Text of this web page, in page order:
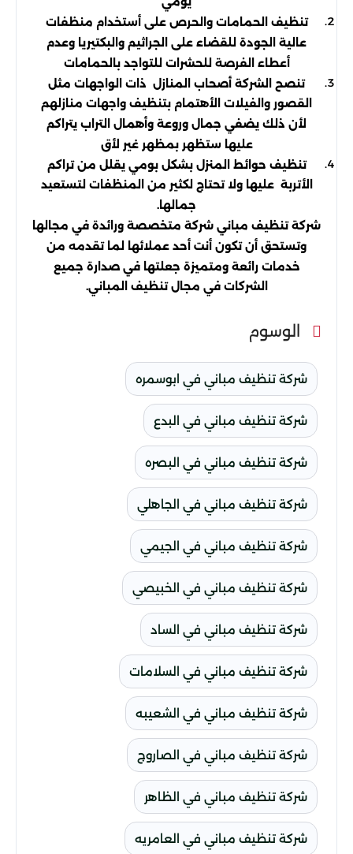
تنظيف الحمامات والحرص على أستخدام منظفات
عالية الجودة للقضاء على الجراثيم والبكتيريا وعدم
أعطاء الفرصة للحشرات للتواجد بالحمامات
تنصح الشركة أصحاب المنازل ذات الواجهات مثل
القصور والفيلات الأهتمام بتنظيف واجهات منازلهم
لأن ذلك يضفي جمال وروعة وأهمال التراب يتراكم
عليها ستظهر بمظهر غير لأق
تنظيف حوائط المنزل بشكل بومي يقلل من تراكم
الأتربة عليها ولا تحتاج لكثير من المنظفات لتستعيد
جمالها.
شركة تنظيف مباني شركة متخصصة ورائدة في مجالها
وتستحق أن تكون أنت أحد عملائها لما تقدمه من
خدمات رائعة ومتميزة جعلتها في صدارة جميع
الشركات في مجال تنظيف المباني.
الوسوم
شركة تنظيف مباني في ابوسمره
شركة تنظيف مباني في البدع
شركة تنظيف مباني في البصره
شركة تنظيف مباني في الجاهلي
شركة تنظيف مباني في الجيمي
شركة تنظيف مباني في الخبيصي
شركة تنظيف مباني في الساد
شركة تنظيف مباني في السلامات
شركة تنظيف مباني في الشعيبه
شركة تنظيف مباني في الصاروج
شركة تنظيف مباني في الظاهر
شركة تنظيف مباني في العامريه